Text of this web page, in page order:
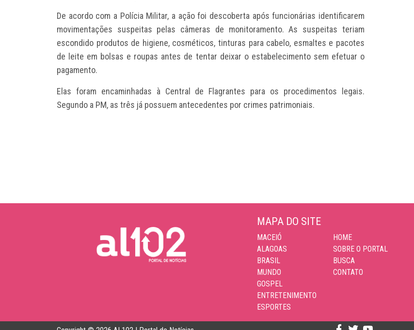
De acordo com a Polícia Militar, a ação foi descoberta após funcionárias identificarem
movimentações suspeitas pelas câmeras de monitoramento. As suspeitas teriam
escondido produtos de higiene, cosméticos, tinturas para cabelo, esmaltes e pacotes
de leite em bolsas e roupas antes de tentar deixar o estabelecimento sem efetuar o
pagamento.
Elas foram encaminhadas à Central de Flagrantes para os procedimentos legais.
Segundo a PM, as três já possuem antecedentes por crimes patrimoniais.
MAPA DO SITE
MACEIÓ
ALAGOAS
BRASIL
MUNDO
GOSPEL
ENTRETENIMENTO
ESPORTES
HOME
SOBRE O PORTAL
BUSCA
CONTATO